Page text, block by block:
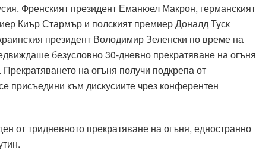
Френският президент Еманюел Макрон, германският
Киър Стармър и полският премиер Доналд Туск
президент Володимир Зеленски по време на
безусловно 30-дневно прекратяване на огъня
на огъня получи подкрепа от
присъедини към дискусиите чрез конферентен
от тридневното прекратяване на огъня, едностранно